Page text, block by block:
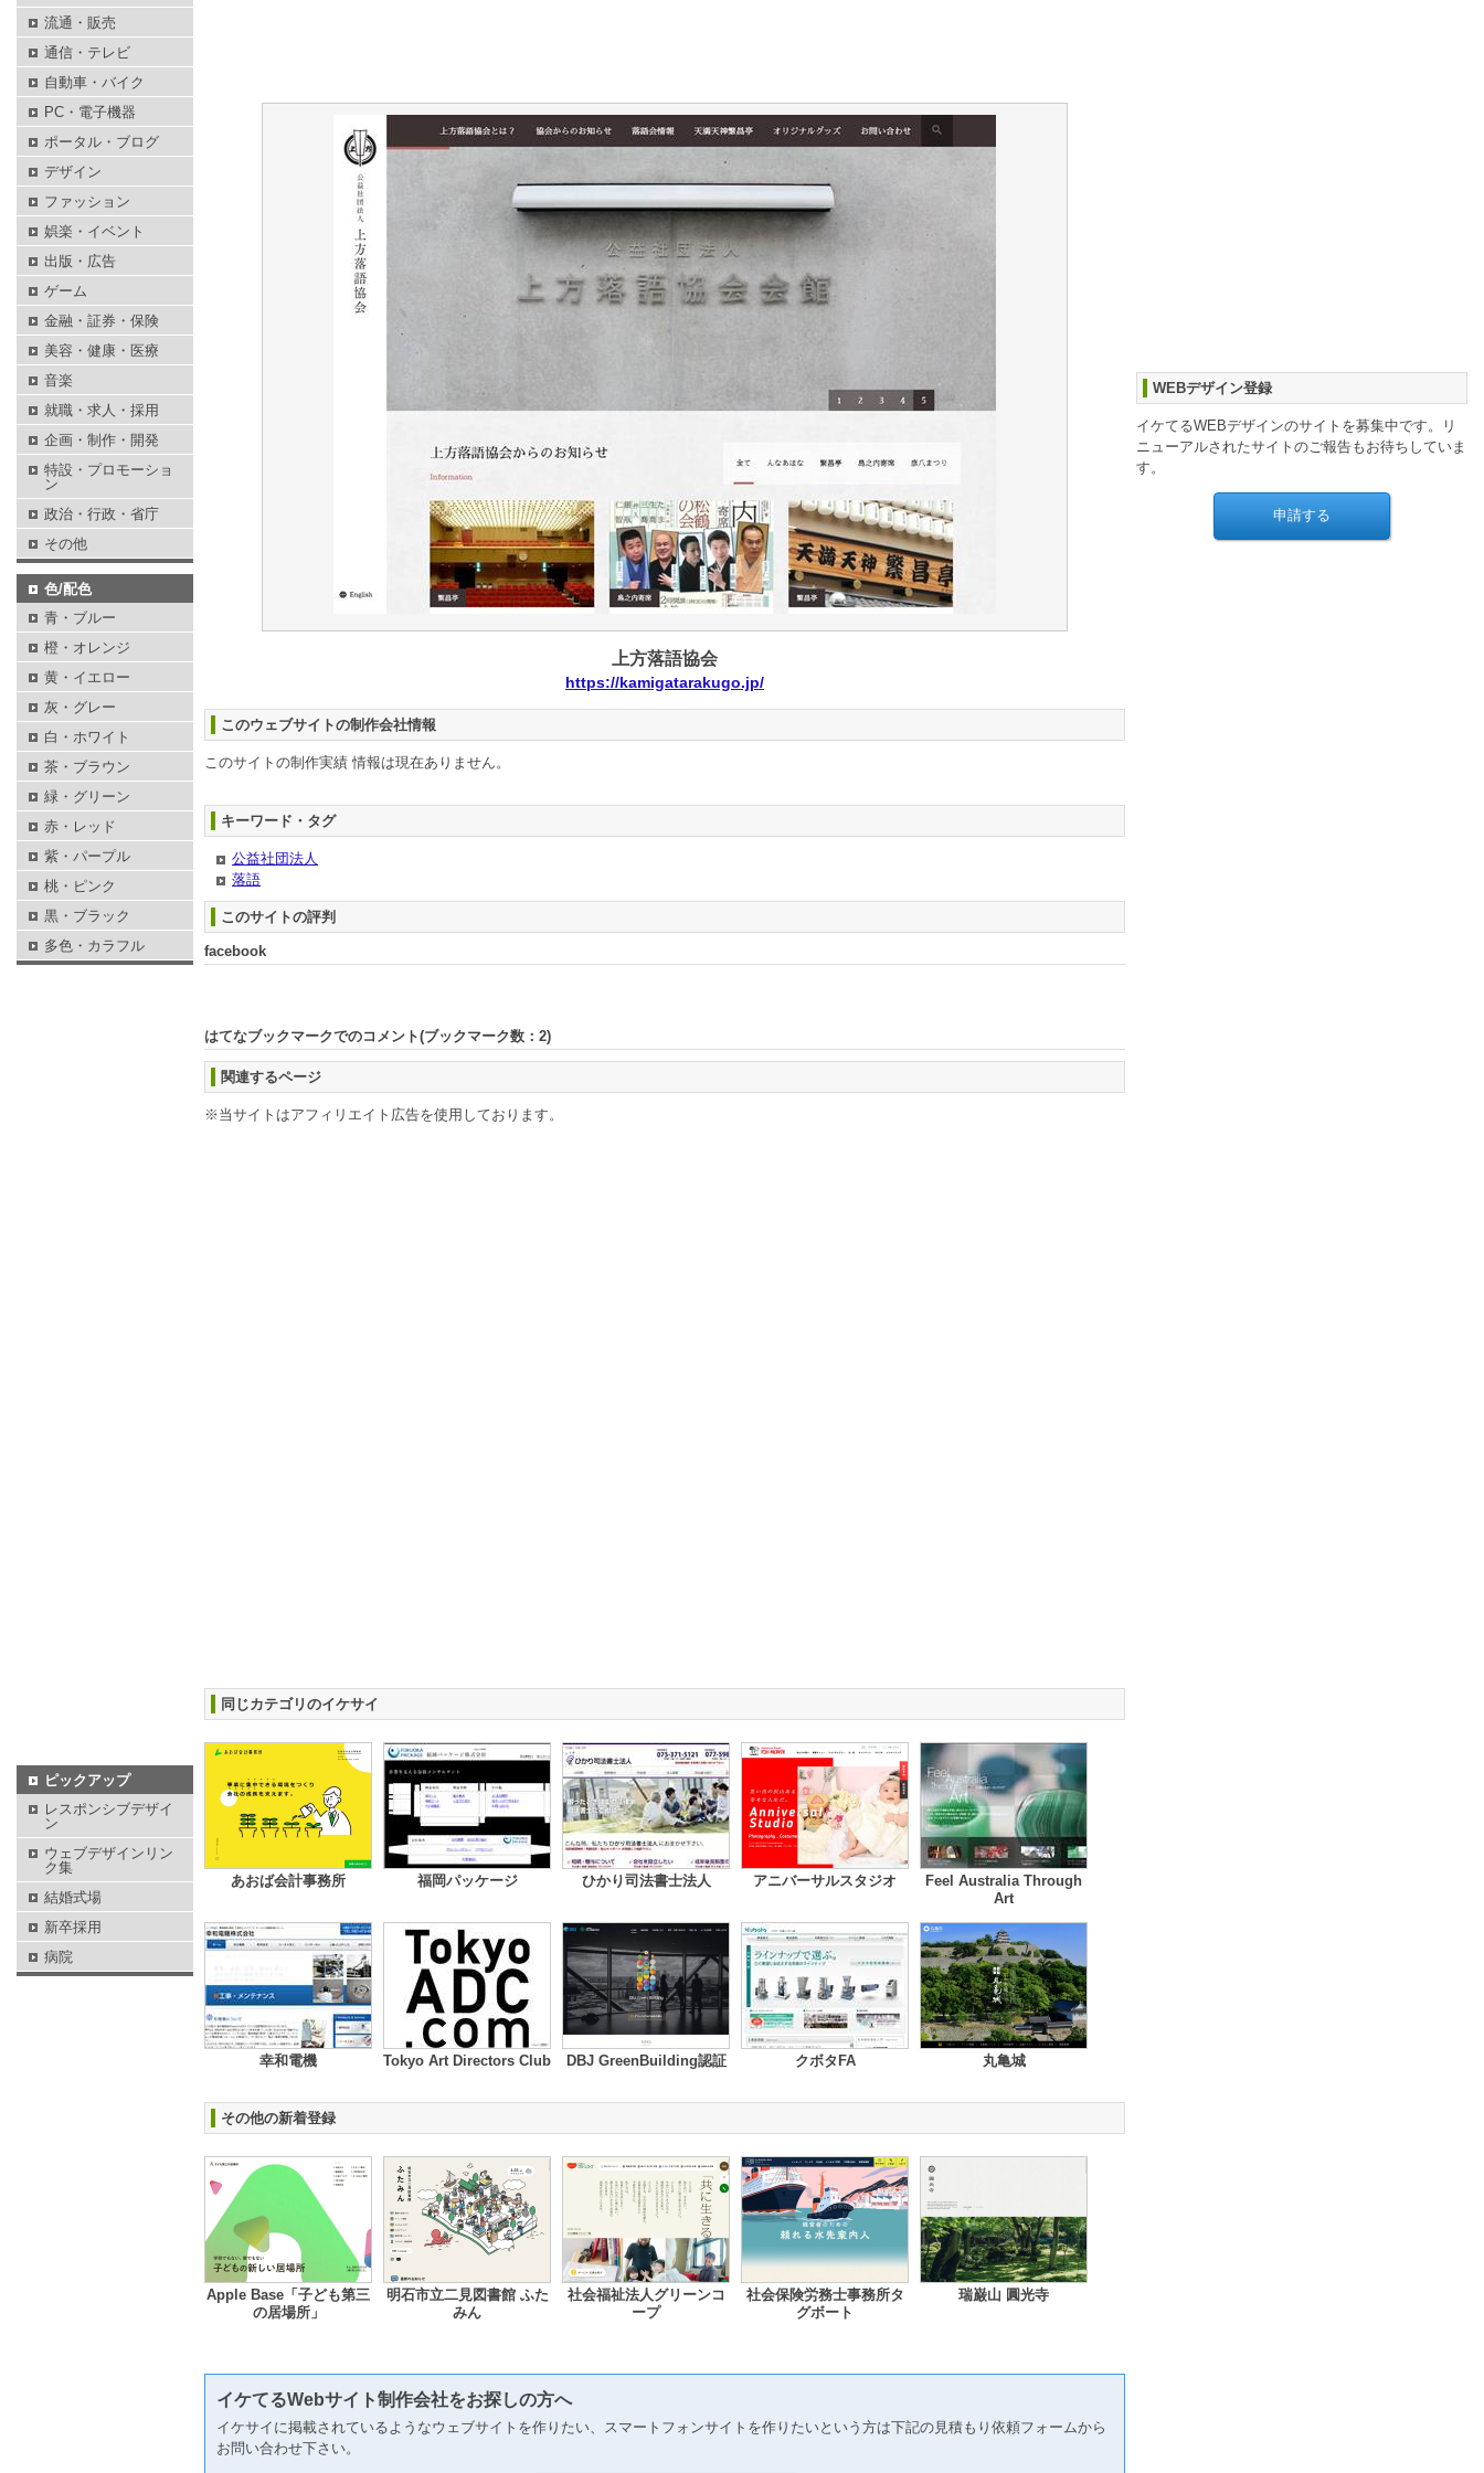
上方落語協会
https://kamigatarakugo.jp/
このウェブサイトの制作会社情報
このサイトの制作実績 情報は現在ありません。
キーワード・タグ
公益社団法人
落語
このサイトの評判
facebook
はてなブックマークでのコメント(ブックマーク数： 2)
関連するページ
※当サイトはアフィリエイト広告を使用しております。
同じカテゴリのイケサイ
あおば会計事務所 福岡パッケージ ひかり司法書士法人 アニバーサルスタジオ
Feel Australia Through
Art
幸和電機 Tokyo Art Directors Club DBJ GreenBuilding認証 クボタFA 丸亀城
その他の新着登録
Apple Base「子ども第三
の居場所」
明石市立二見図書館 ふた
みん
社会福祉法人グリーンコ
ープ
社会保険労務士事務所タ
グボート
瑞巌山 圓光寺
イケてるWebサイト制作会社をお探しの方へ
イケサイに掲載されているようなウェブサイトを作りたい、スマートフォンサイトを作りたいという方は下記の見積もり依頼フォームから
お問い合わせ下さい。
WEBデザイン登録
イケてるWEBデザインのサイトを募集中です。リ
ニューアルされたサイトのご報告もお待ちしていま
す。
流通・販売
通信・テレビ
自動車・バイク
PC・電子機器
ポータル・ブログ
デザイン
ファッション
娯楽・イベント
出版・広告
ゲーム
金融・証券・保険
美容・健康・医療
音楽
就職・求人・採用
企画・制作・開発
特設・プロモーショ
ン
政治・行政・省庁
その他
色/配色
青・ブルー
橙・オレンジ
黄・イエロー
灰・グレー
白・ホワイト
茶・ブラウン
緑・グリーン
赤・レッド
紫・パープル
桃・ピンク
黒・ブラック
多色・カラフル
ピックアップ
レスポンシブデザイ
ン
ウェブデザインリン
ク集
結婚式場
新卒採用
病院